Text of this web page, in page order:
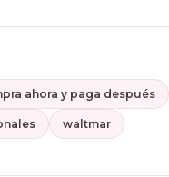
ahora y paga después
waltmar